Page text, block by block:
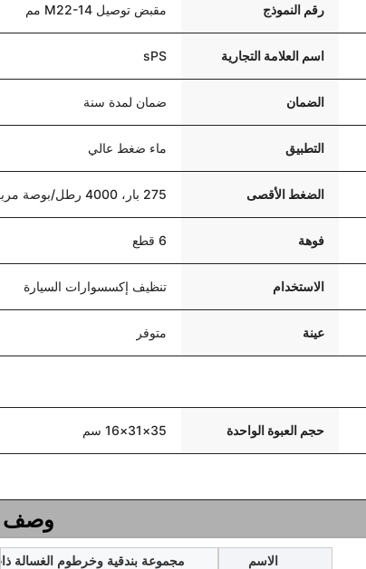
رقم النموذج مقبض توصيل M22-14 مم
اسم العلامة التجارية sPS
الضمان ضمان لمدة سنة
التطبيق ماء ضغط عالي
الضغط الأقصى 275 بار، 4000 رطل/بوصة مربعة
فوهة 6 قطع
الاستخدام تنظيف إكسسوارات السيارة
عينة متوفر
حجم العبوة الواحدة 35×31×16 سم
وصف
الاسم
مجموعة بندقية وخرطوم الغسالة